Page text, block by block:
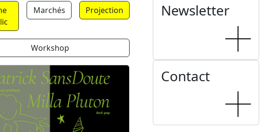
Marchés Projection
Workshop
Newsletter
Contact